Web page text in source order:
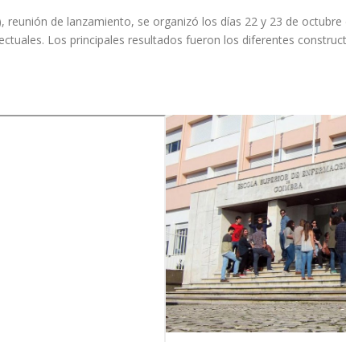
de lanzamiento, se organizó los días 22 y 23 de
Los principales resultados fueron los diferentes